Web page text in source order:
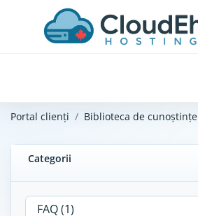
Portal clienți Biblioteca de cunoștințe
Categorii